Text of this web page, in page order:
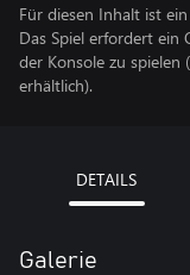
Für diesen Inhalt ist
Das Spiel erfordert
der Konsole zu spielen
erhältlich).
DETAILS
Galerie